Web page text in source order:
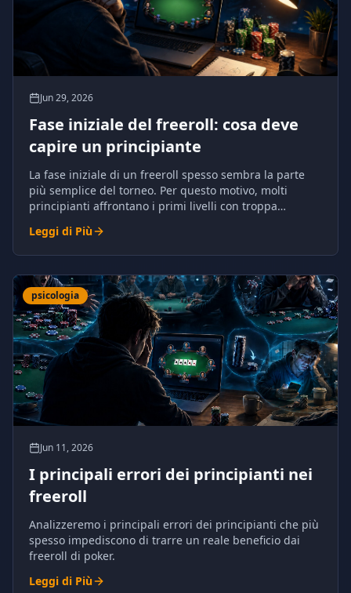
Jun 29, 2026
Fase iniziale del freeroll: cosa deve
capire un principiante
La fase iniziale di un freeroll spesso sembra la parte
più semplice del torneo. Per questo motivo, molti
principianti affrontano i primi livelli con troppa
Leggi di Più
psicologia
Jun 11, 2026
I principali errori dei principianti nei
freeroll
Analizzeremo i principali errori dei principianti che più
spesso impediscono di trarre un reale beneficio dai
freeroll di poker.
Leggi di Più